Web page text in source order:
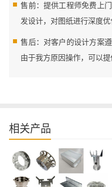
售前：提供工程师免费上
发设计，对图纸进行深度
售后：对客户的设计方案
由于我方原因操作，可以提
相关产品